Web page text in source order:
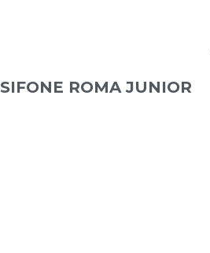
SIFONE ROMA JUNIOR